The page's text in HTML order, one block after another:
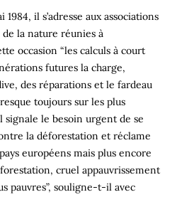
1984, il s’adresse aux associations
la nature réunies à
occasion “les calculs à court
futures la charge,
des réparations et le fardeau
toujours sur les plus
signale le besoin urgent de se
la déforestation et réclame
européens mais plus encore
cruel appauvrissement
pauvres”, souligne-t-il avec